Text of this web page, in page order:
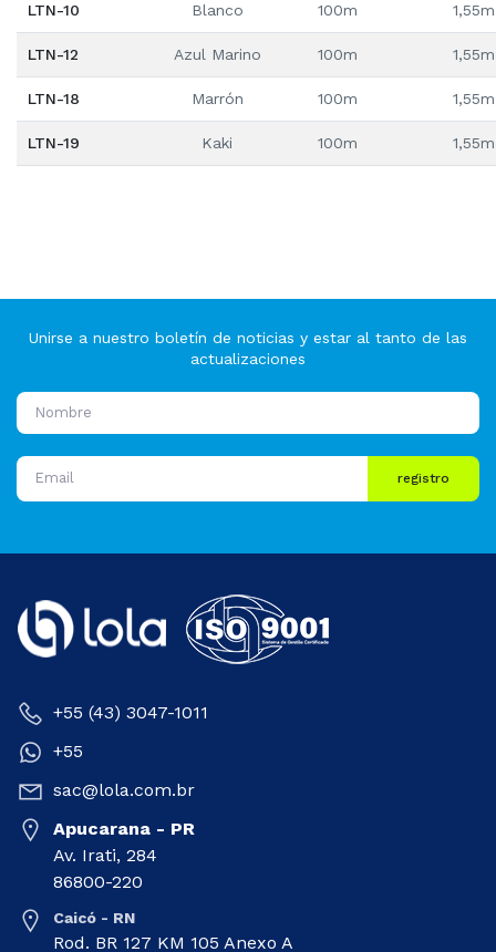
LTN-10 Blanco 100m 1,55m
LTN-12 Azul Marino 100m 1,55m
LTN-18 Marrón 100m 1,55m
LTN-19 Kaki 100m 1,55m
Unirse a nuestro boletín de noticias y estar al tanto de las
actualizaciones
registro
+55 (43) 3047-1011
+55
sac@lola.com.br
Apucarana - PR
Av. Irati, 284
86800-220
Caicó - RN
Rod. BR 127 KM 105 Anexo A